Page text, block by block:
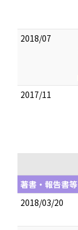
2018/07
2017/11
著書・報告書等
2018/03/20